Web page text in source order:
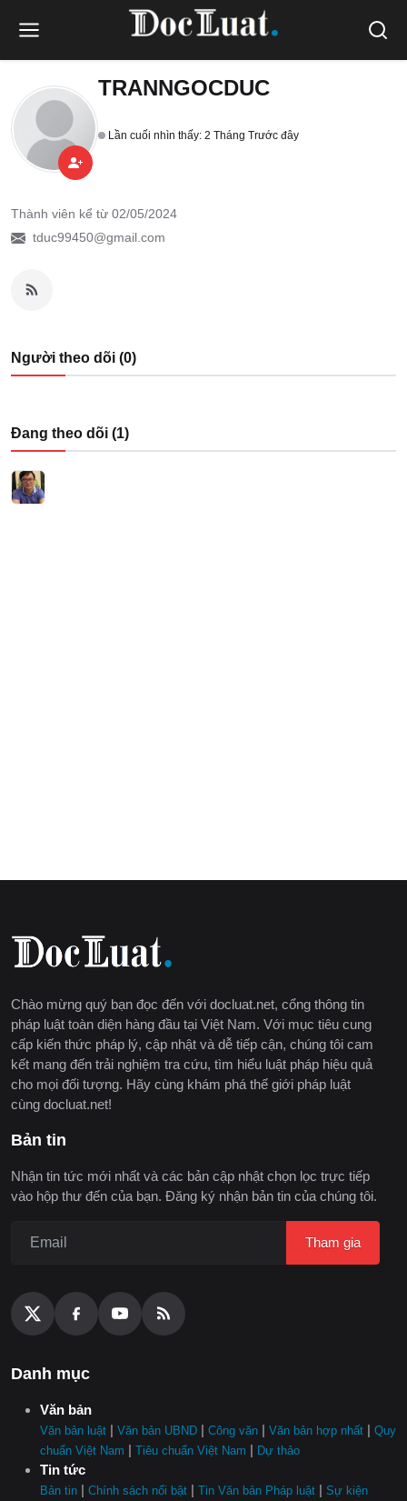
TRANNGOCDUC
Lần cuối nhìn thấy: 2 Tháng Trước đây
Thành viên kể từ 02/05/2024
tduc99450@gmail.com
Người theo dõi (0)
Đang theo dõi (1)
Chào mừng quý bạn đọc đến với docluat.net, cổng thông tin
pháp luật toàn diện hàng đầu tại Việt Nam. Với mục tiêu cung
cấp kiến thức pháp lý, cập nhật và dễ tiếp cận, chúng tôi cam
kết mang đến trải nghiệm tra cứu, tìm hiểu luật pháp hiệu quả
cho mọi đối tượng. Hãy cùng khám phá thế giới pháp luật
cùng docluat.net!
Bản tin
Nhận tin tức mới nhất và các bản cập nhật chọn lọc trực tiếp
vào hộp thư đến của bạn. Đăng ký nhận bản tin của chúng tôi.
Tham gia
Danh mục
Văn bản
Văn bản luật | Văn bản UBND | Công văn | Văn bản hợp nhất | Quy
chuẩn Việt Nam | Tiêu chuẩn Việt Nam | Dự thảo
Tin tức
Bản tin | Chính sách nổi bật | Tin Văn bản Pháp luật | Sự kiện